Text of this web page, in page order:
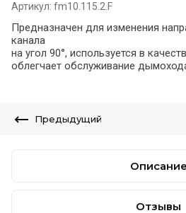
Артикул: fm10.115.2.F
Предназначен для изменения
канала
на угол 90°, используется в
облегчает обслуживание
Предыдущий
Описание
Отзывы